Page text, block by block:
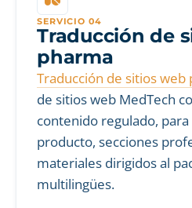
SERVICIO 04
Traducción de
pharma
Traducción de sitios web
de sitios web MedTech
contenido regulado, para
producto, secciones
materiales dirigidos al
multilingües.